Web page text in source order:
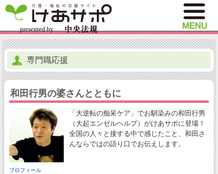
専門職応援
和田行男の婆さんとともに
「大逆転の痴呆ケア」でお馴染みの和田行男
（大起エンゼルヘルプ）がけあサポに登場！
全国の人々と接する中で感じたこと、和田さ
んならではの語り口でお伝えします。
プロフィール